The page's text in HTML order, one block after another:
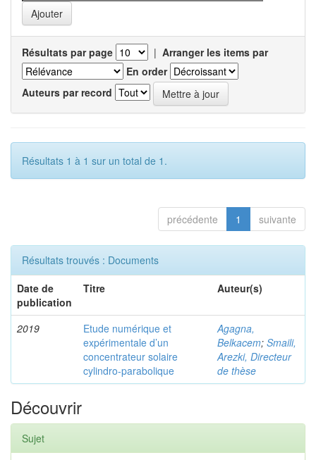
Résultats par page | Arranger les items par
En order
Auteurs par record
Résultats 1 à 1 sur un total de 1.
précédente 1 suivante
Résultats trouvés : Documents
Date de
publication
Titre Auteur(s)
2019
Etude numérique et
expérimentale d’un
concentrateur solaire
cylindro-parabolique
Agagna,
Belkacem; Smaili,
Arezki, Directeur
de thèse
Découvrir
Sujet